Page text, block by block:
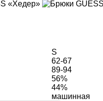
S
62-67
89-94
56%
44%
машинная